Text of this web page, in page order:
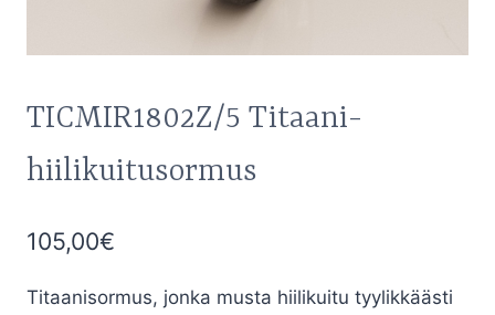
TICMIR1802Z/5 Titaani-
hiilikuitusormus
105,00€
Titaanisormus, jonka musta hiilikuitu tyylikkäästi